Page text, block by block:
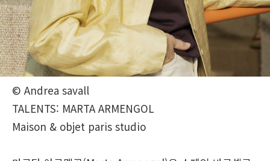
© Andrea savall
TALENTS: MARTA ARMENGOL
Maison & objet paris studio